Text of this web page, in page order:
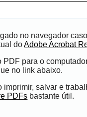
no navegador
doAdobe Acrobat
para o
no link abaixo.
salvar e
PDFs bastante útil.